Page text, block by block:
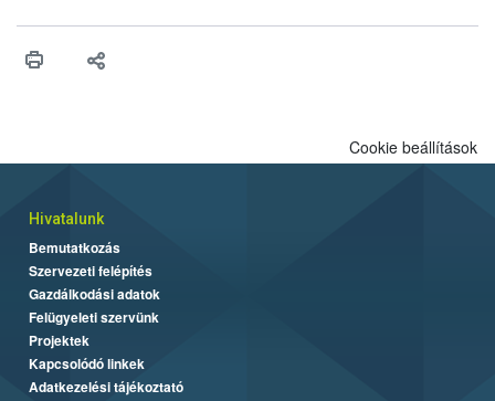
vonni az ebek viselkedésének megítélésében jártas szakértőt.
Cookie beállítások
Hivatalunk
Bemutatkozás
Szervezeti felépítés
Gazdálkodási adatok
Felügyeleti szervünk
Projektek
Kapcsolódó linkek
Adatkezelési tájékoztató